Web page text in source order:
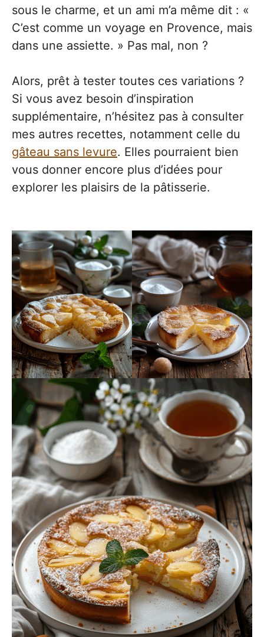
sous le charme, et un ami m’a même dit : «
C’est comme un voyage en Provence, mais
dans une assiette. » Pas mal, non ?
Alors, prêt à tester toutes ces variations ?
Si vous avez besoin d’inspiration
supplémentaire, n’hésitez pas à consulter
mes autres recettes, notamment celle du
gâteau sans levure. Elles pourraient bien
vous donner encore plus d’idées pour
explorer les plaisirs de la pâtisserie.